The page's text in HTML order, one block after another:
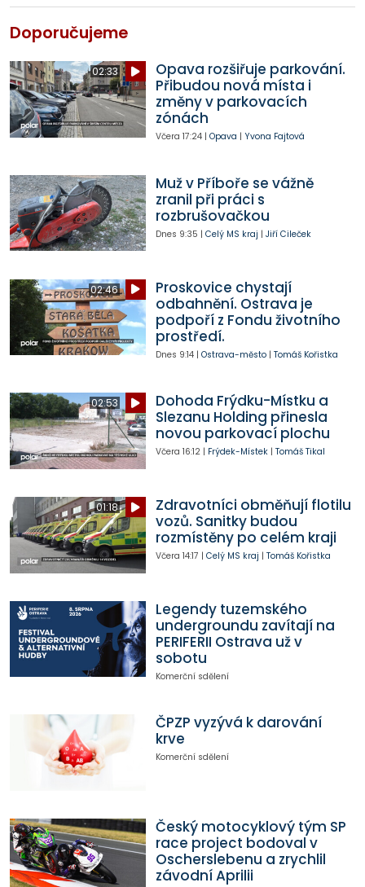
Doporučujeme
02:33
Opava rozšiřuje parkování.
Přibudou nová místa i
změny v parkovacích
zónách
Včera 17:24| Opava | Yvona Fajtová
Muž v Příboře se vážně
zranil při práci s
rozbrušovačkou
Dnes 9:35 | Celý MS kraj | Jiří Cileček
02:46
Proskovice chystají
odbahnění. Ostrava je
podpoří z Fondu životního
prostředí.
Dnes 9:14| Ostrava-město| Tomáš Kořistka
02:53
Dohoda Frýdku-Místku a
Slezanu Holding přinesla
novou parkovací plochu
Včera 16:12| Frýdek-Místek| Tomáš Tikal
01:18
Zdravotníci obměňují flotilu
vozů. Sanitky budou
rozmístěny po celém kraji
Včera 14:17 | Celý MS kraj | Tomáš Kořistka
Legendy tuzemského
undergroundu zavítají na
PERIFERII Ostrava už v
sobotu
Komerční sdělení
ČPZP vyzývá k darování
krve
Komerční sdělení
Český motocyklový tým SP
race project bodoval v
Oscherslebenu a zrychlil
závodní Aprilii